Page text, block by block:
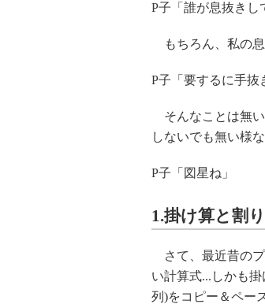
P子「誰が息抜きし
もちろん、私の息
P子「要するに手抜
そんなことは無い
しないでも無い様
P子「図星ね」
1.掛け算と割
さて、最近昔のプ
い計算式...しかも
列)をコピー＆ペー